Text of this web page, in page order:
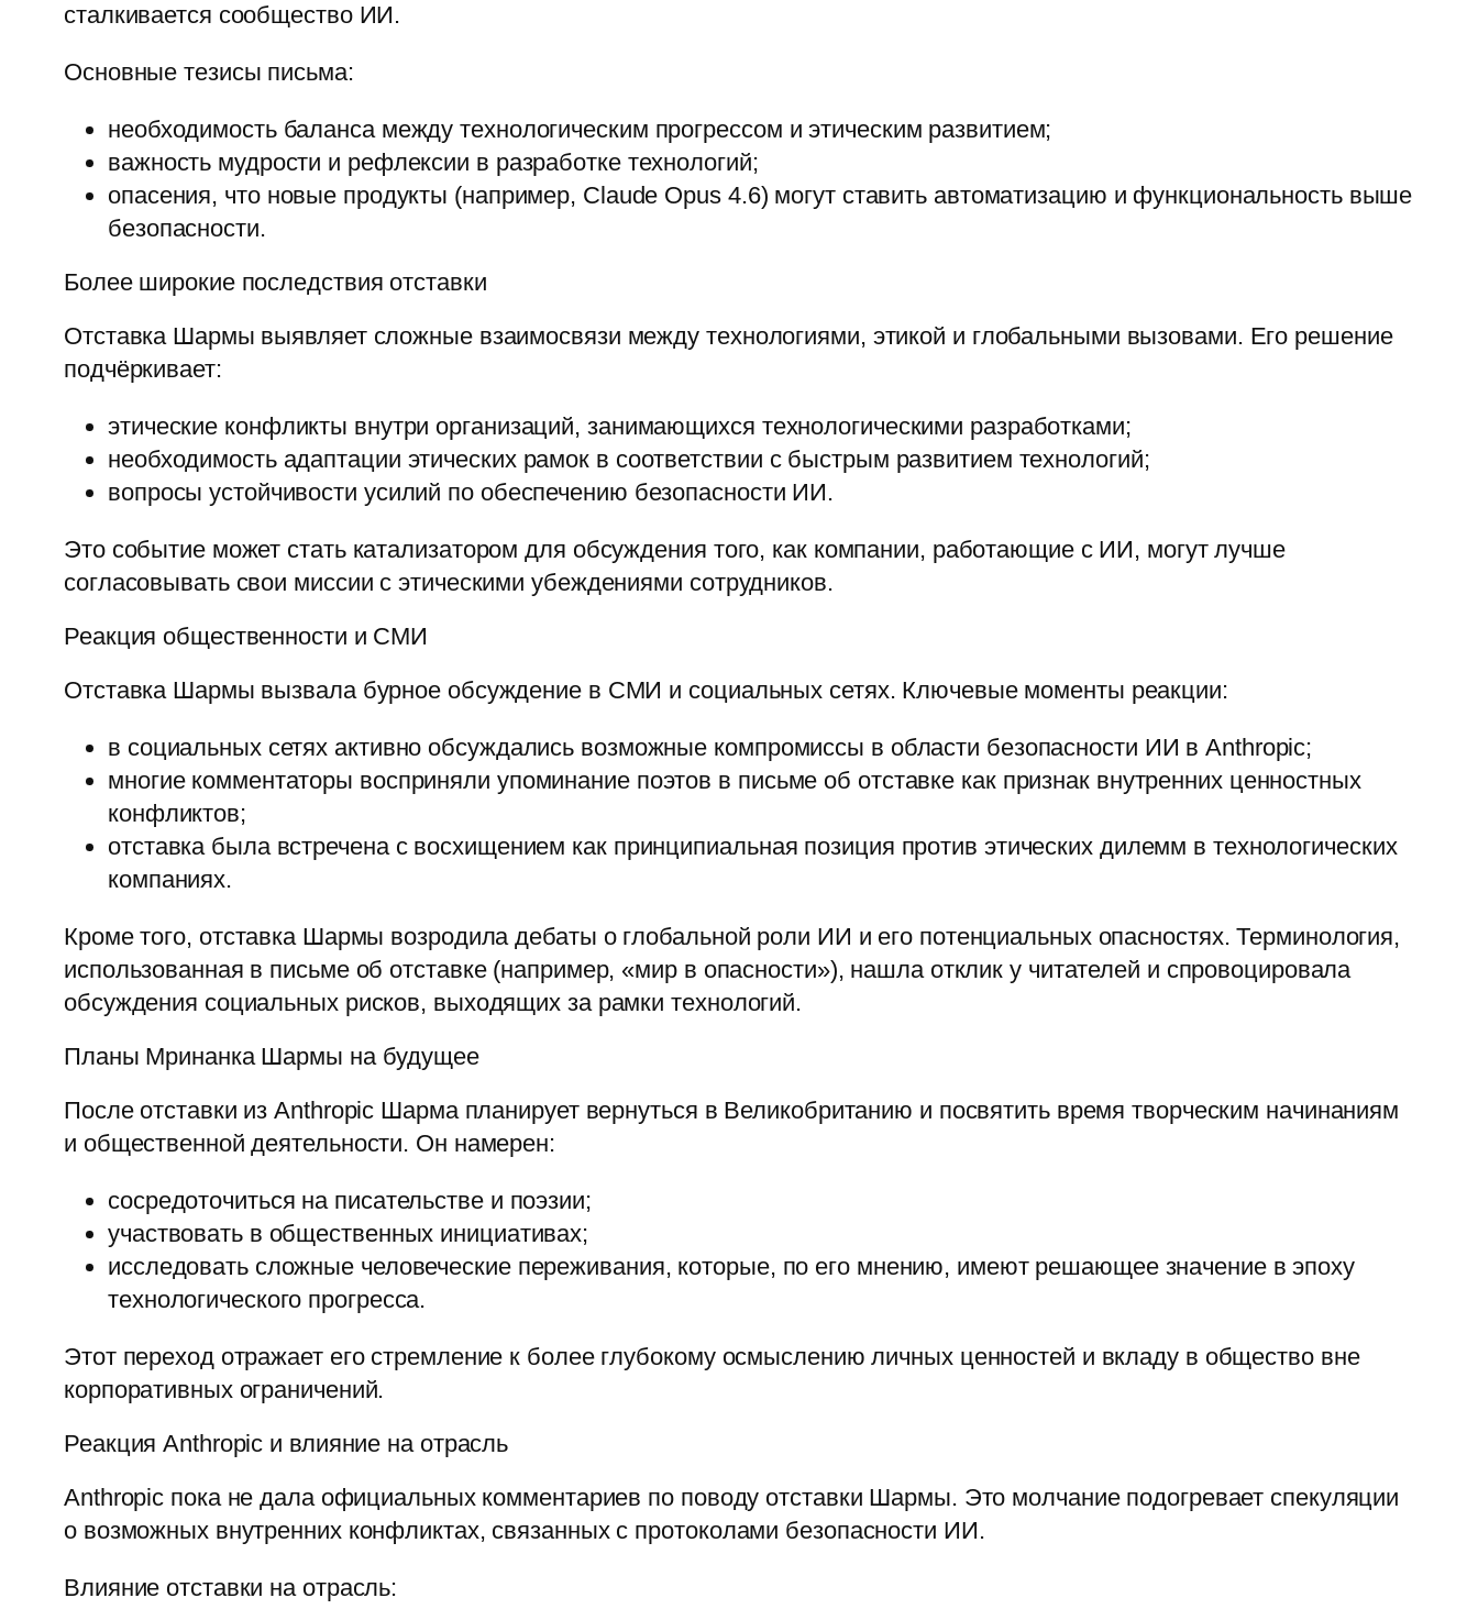
сталкивается сообщество ИИ.
Основные тезисы письма:
необходимость баланса между технологическим прогрессом и этическим развитием;
важность мудрости и рефлексии в разработке технологий;
опасения, что новые продукты (например, Claude Opus 4.6) могут ставить автоматизацию и функциональность выше
безопасности.
Более широкие последствия отставки
Отставка Шармы выявляет сложные взаимосвязи между технологиями, этикой и глобальными вызовами. Его решение
подчёркивает:
этические конфликты внутри организаций, занимающихся технологическими разработками;
необходимость адаптации этических рамок в соответствии с быстрым развитием технологий;
вопросы устойчивости усилий по обеспечению безопасности ИИ.
Это событие может стать катализатором для обсуждения того, как компании, работающие с ИИ, могут лучше
согласовывать свои миссии с этическими убеждениями сотрудников.
Реакция общественности и СМИ
Отставка Шармы вызвала бурное обсуждение в СМИ и социальных сетях. Ключевые моменты реакции:
в социальных сетях активно обсуждались возможные компромиссы в области безопасности ИИ в Anthropic;
многие комментаторы восприняли упоминание поэтов в письме об отставке как признак внутренних ценностных
конфликтов;
отставка была встречена с восхищением как принципиальная позиция против этических дилемм в технологических
компаниях.
Кроме того, отставка Шармы возродила дебаты о глобальной роли ИИ и его потенциальных опасностях. Терминология,
использованная в письме об отставке (например, «мир в опасности»), нашла отклик у читателей и спровоцировала
обсуждения социальных рисков, выходящих за рамки технологий.
Планы Мринанка Шармы на будущее
После отставки из Anthropic Шарма планирует вернуться в Великобританию и посвятить время творческим начинаниям
и общественной деятельности. Он намерен:
сосредоточиться на писательстве и поэзии;
участвовать в общественных инициативах;
исследовать сложные человеческие переживания, которые, по его мнению, имеют решающее значение в эпоху
технологического прогресса.
Этот переход отражает его стремление к более глубокому осмыслению личных ценностей и вкладу в общество вне
корпоративных ограничений.
Реакция Anthropic и влияние на отрасль
Anthropic пока не дала официальных комментариев по поводу отставки Шармы. Это молчание подогревает спекуляции
о возможных внутренних конфликтах, связанных с протоколами безопасности ИИ.
Влияние отставки на отрасль: